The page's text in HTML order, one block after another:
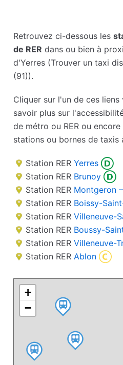
Retrouvez ci-dessous les
de RER dans ou bien à
d'Yerres (Trouver un taxi
(91)).
Cliquer sur l'un de ces
savoir plus sur
de métro ou RER ou
stations ou bornes de
Station RER Yerres
Station RER Brunoy
Station RER Montgeron
Station RER Boissy-
Station RER Villeneuve-
Station RER Boussy-
Station RER Villeneuve-
Station RER Ablon
+
−